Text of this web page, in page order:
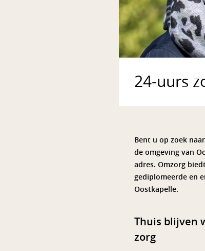
24-uurs
Bent u op zoek
de omgeving van
adres. Omzorg
gediplomeerde en
Oostkapelle.
Thuis blijven
zorg